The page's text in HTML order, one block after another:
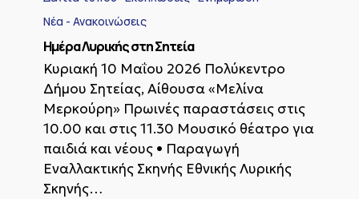
στη
Σητεία
Νέα - Ανακοινώσεις
Ημέρα Λυρικής στη Σητεία
Κυριακή 10 Μαΐου 2026 Πολύκεντρο
Δήμου Σητείας, Αίθουσα «Μελίνα
Μερκούρη» Πρωινές παραστάσεις στις
10.00 και στις 11.30 Μουσικό θέατρο για
παιδιά και νέους • Παραγωγή
Εναλλακτικής Σκηνής Εθνικής Λυρικής
Σκηνής…